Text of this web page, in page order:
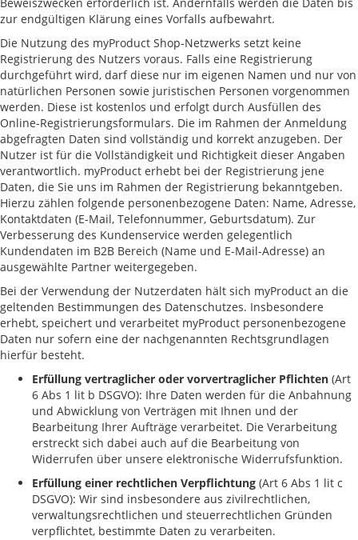
zur endgültigen Klärung eines Vorfalls aufbewahrt.
Die Nutzung des myProduct Shop-Netzwerks setzt keine
Registrierung des Nutzers voraus. Falls eine Registrierung
durchgeführt wird, darf diese nur im eigenen Namen und nur von
natürlichen Personen sowie juristischen Personen vorgenommen
werden. Diese ist kostenlos und erfolgt durch Ausfüllen des
Online-Registrierungsformulars. Die im Rahmen der Anmeldung
abgefragten Daten sind vollständig und korrekt anzugeben. Der
Nutzer ist für die Vollständigkeit und Richtigkeit dieser Angaben
verantwortlich. myProduct erhebt bei der Registrierung jene
Daten, die Sie uns im Rahmen der Registrierung bekanntgeben.
Hierzu zählen folgende personenbezogene Daten: Name, Adresse,
Kontaktdaten (E-Mail, Telefonnummer, Geburtsdatum). Zur
Verbesserung des Kundenservice werden gelegentlich
Kundendaten im B2B Bereich (Name und E-Mail-Adresse) an
ausgewählte Partner weitergegeben.
Bei der Verwendung der Nutzerdaten hält sich myProduct an die
geltenden Bestimmungen des Datenschutzes. Insbesondere
erhebt, speichert und verarbeitet myProduct personenbezogene
Daten nur sofern eine der nachgenannten Rechtsgrundlagen
hierfür besteht.
Erfüllung vertraglicher oder vorvertraglicher Pflichten (Art
6 Abs 1 lit b DSGVO): Ihre Daten werden für die Anbahnung
und Abwicklung von Verträgen mit Ihnen und der
Bearbeitung Ihrer Aufträge verarbeitet. Die Verarbeitung
erstreckt sich dabei auch auf die Bearbeitung von
Widerrufen über unsere elektronische Widerrufsfunktion.
Erfüllung einer rechtlichen Verpflichtung (Art 6 Abs 1 lit c
DSGVO): Wir sind insbesondere aus zivilrechtlichen,
verwaltungsrechtlichen und steuerrechtlichen Gründen
verpflichtet, bestimmte Daten zu verarbeiten.